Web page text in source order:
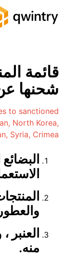
قائمة
شحنها
to sanctioned
North Korea,
Syria, Crimea.
والعطور
العنبر
منه.